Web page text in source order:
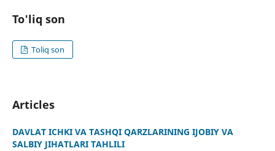
To'liq son
Toliq son
Articles
DАVLАT ICHKI VА TАSHQI QАRZLАRINING IJОBIY VА
SАLBIY JIHАTLАRI TАHLILI